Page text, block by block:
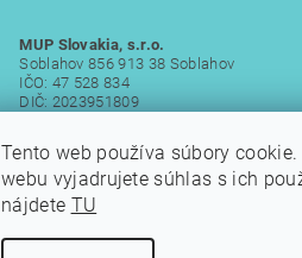
MUP Slovakia, s.r.o.
Soblahov 856 913 38 Soblahov
IČO: 47 528 834
DIČ: 2023951809
Tento web používa súbory
webu vyjadrujete súhlas s ich
nájdete TU